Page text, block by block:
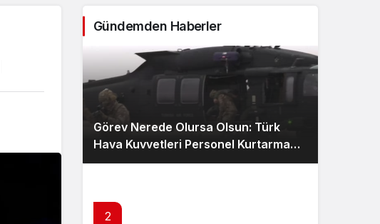
Gündüz Modu
Gündüz modunu seçin.
Gece Modu
Gündemden Haberler
Görev Nerede Olursa Olsun: Türk
Hava Kuvvetleri Personel Kurtarma
Ekibi
2